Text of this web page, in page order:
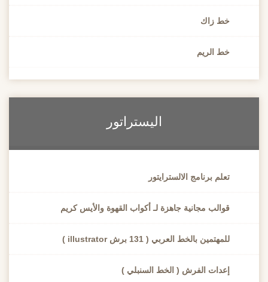
خط زاك
خط الريم
اليستراتور
تعلم برنامج الالسترايتور
قوالب مجانية جاهزة لـ أكواب القهوة والأيس كريم
للمهتمين بالخط العربي ( 131 برش illustrator )
إعدات الفرش ( الخط السنبلي )